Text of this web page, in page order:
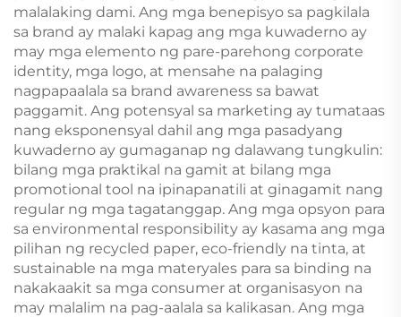
malalaking dami. Ang mga benepisyo sa pagkilala
sa brand ay malaki kapag ang mga kuwaderno ay
may mga elemento ng pare-parehong corporate
identity, mga logo, at mensahe na palaging
nagpapaalala sa brand awareness sa bawat
paggamit. Ang potensyal sa marketing ay tumataas
nang eksponensyal dahil ang mga pasadyang
kuwaderno ay gumaganap ng dalawang tungkulin:
bilang mga praktikal na gamit at bilang mga
promotional tool na ipinapanatili at ginagamit nang
regular ng mga tagatanggap. Ang mga opsyon para
sa environmental responsibility ay kasama ang mga
pilihan ng recycled paper, eco-friendly na tinta, at
sustainable na mga materyales para sa binding na
nakakaakit sa mga consumer at organisasyon na
may malalim na pag-aalala sa kalikasan. Ang mga